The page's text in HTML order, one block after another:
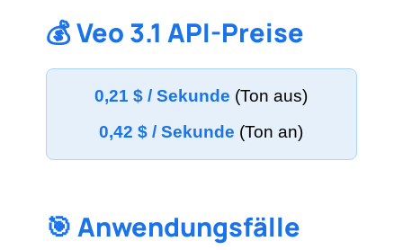
💰 Veo 3.1 API-Preise
0,21 $ / Sekunde (Ton aus)
0,42 $ / Sekunde (Ton an)
🎯 Anwendungsfälle